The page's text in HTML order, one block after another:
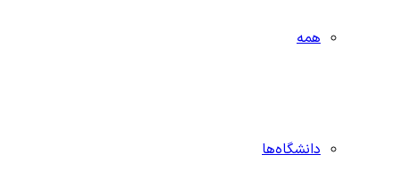
همه
دانشگاه‌ها